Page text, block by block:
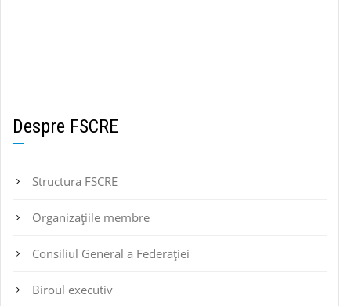
Despre FSCRE
Structura FSCRE
Organizațiile membre
Consiliul General a Federației
Biroul executiv